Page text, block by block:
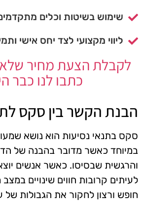
שימוש בשיטות וכלים
ליווי מקצועי לצד יחס אישי
לקבלת הצעת מחיר שלא
כתבו לנו כבר
הבנת הקשר בין סקס
סקס בתנאי נסיעות הוא נושא
במיוחד כאשר מדובר בהבנה של
והרגשית שבסיסו. כאשר אנשים
לעיתים קרובות חווים שינויים
חופש ורצון לחקור את הגבולות